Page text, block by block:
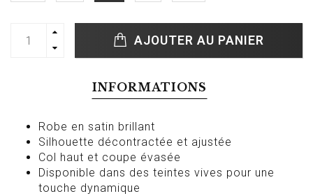
AJOUTER AU PANIER
INFORMATIONS
Robe en satin brillant
Silhouette décontractée et ajustée
Col haut et coupe évasée
Disponible dans des teintes vives pour une
touche dynamique